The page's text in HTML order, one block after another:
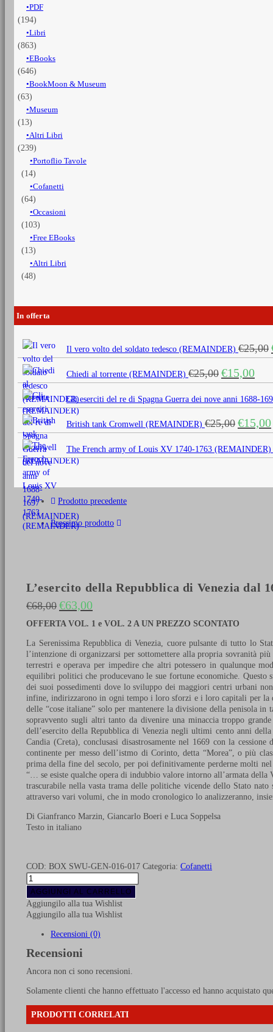
1684
al
1796
Vol.
quantità
PDF
(194)
Libri
(863)
EBooks
(646)
BookMoon & Museum
(63)
Museum
(13)
Altri Libri
(239)
Portoflio Tavole
(14)
Cofanetti
(64)
Occasioni
(103)
Free EBooks
(13)
Altri Libri
(48)
In offerta
Il vero volto del soldato tedesco (REMAINDER) €25,00
Chiedi al torrente (REMAINDER) €25,00 Il
prezzo
originale
era:
€25,00.
€15,00
è:
Gli eserciti del re di Spagna Guerra dei nove anni 1688-
British tank Cromwell (REMAINDER) €25,00 Il
prezzo
originale
era:
€15,00
The French army of Louis XV 1740-1763 (REMAINDER)
Prodotto precedente
Prossimo prodotto
L’esercito della Repubblica di Venezia dal
€68,00 Il prezzo originale era: €68,00.
€63,00
OFFERTA VOL. 1 e VOL. 2 A UN PREZZO SCONTATO
La Serenissima Repubblica di Venezia, cuore pulsante di tutto lo
l’intenzione di organizzarsi per sottomettere alla propria sovranità
terrestri e operava per impedire che altri potessero in qualunque
equilibri politici che producevano le sue fortune economiche.
dei suoi possedimenti dove lo sviluppo dei maggiori centri urbani
infine, indirizzarono in ogni tempo i loro sforzi e i loro capitali per la
delle “cose italiane” solo per mantenere la divisione della penisola
sopravvento sugli altri tanto da divenire una minaccia troppo
dell’esercito della Repubblica di Venezia negli ultimi cento anni
Candia (Creta), conclusasi disastrosamente nel 1669 con la
continente per messo dell’istmo di Corinto, detta “Morea”, o più
prima della fine del secolo, per poi definitivamente perderne molti
“… se esiste qualche opera di indubbio valore intorno all’armata della
trascurabile nella vasta trama delle politiche vicende dello Stato
attraverso vari volumi, che in modo cronologico lo analizzeranno,
Di Gianfranco Marzin, Giancarlo Boeri e Luca Soppelsa
Testo in italiano
COD: BOX SWU-GEN-016-017 Categoria: Cofanetti
L’esercito
della
Repubblica
di
Venezia
al
-
Vol.
e
Vol.
AGGIUNGI AL CARRELLO
Aggiungilo alla tua Wishlist
Aggiungilo alla tua Wishlist
Recensioni (0)
Recensioni
Ancora non ci sono recensioni.
Solamente clienti che hanno effettuato l'accesso ed hanno acquistato
PRODOTTI CORRELATI